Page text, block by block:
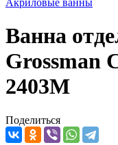
Акриловые ванны
Ванна
Grossman
2403M
Поделиться